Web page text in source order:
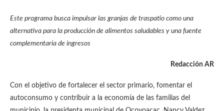
Este programa busca impulsar las granjas de traspatio como una
alternativa para la producción de alimentos saludables y una fuente
complementaria de ingresos
Redacción AR
Con el objetivo de fortalecer el sector primario, fomentar el
autoconsumo y contribuir a la economía de las familias del